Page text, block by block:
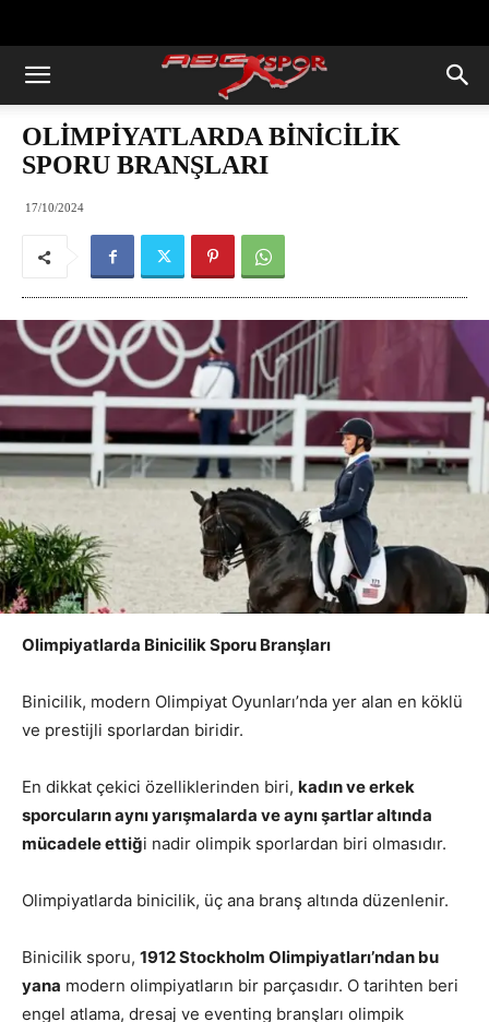
OLİMPİYATLARDA BİNİCİLİK
SPORU BRANŞLARI
17/10/2024
Olimpiyatlarda Binicilik Sporu Branşları
Binicilik, modern Olimpiyat Oyunları’nda yer alan en köklü
ve prestijli sporlardan biridir.
En dikkat çekici özelliklerinden biri, kadın ve erkek
sporcuların aynı yarışmalarda ve aynı şartlar altında
mücadele ettiği nadir olimpik sporlardan biri olmasıdır.
Olimpiyatlarda binicilik, üç ana branş altında düzenlenir.
Binicilik sporu, 1912 Stockholm Olimpiyatları’ndan bu
yana modern olimpiyatların bir parçasıdır. O tarihten beri
engel atlama, dresaj ve eventing branşları olimpik